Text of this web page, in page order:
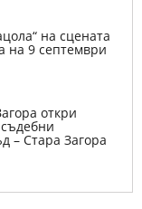
на сцената
на 9 септември
откри
– Стара Загора